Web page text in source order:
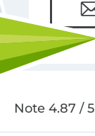
Note 4.87 /